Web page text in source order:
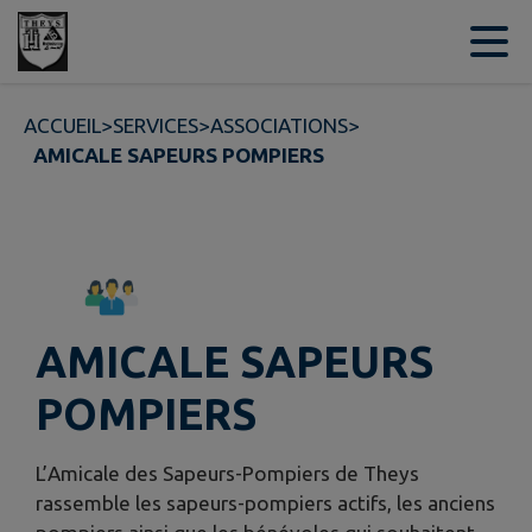
Contenu
ACCUEIL>SERVICES>ASSOCIATIONS>
AMICALE SAPEURS POMPIERS
AMICALE SAPEURS
POMPIERS
L’Amicale des Sapeurs-Pompiers de Theys
rassemble les sapeurs-pompiers actifs, les anciens